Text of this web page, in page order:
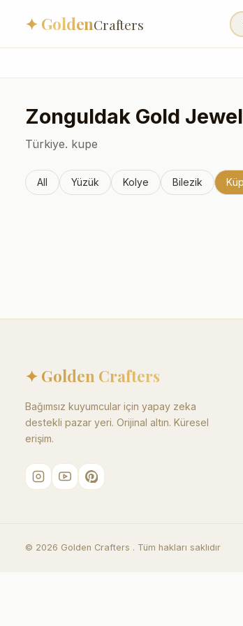
✦ GoldenCrafters
Zonguldak Gold
Türkiye. kupe
All Yüzük Kolye Bilezik
✦ Golden Crafters
Bağımsız kuyumcular için yapay zeka
destekli pazar yeri. Orijinal altın. Küresel
erişim.
© 2026 Golden Crafters . Tüm hakları saklıdır